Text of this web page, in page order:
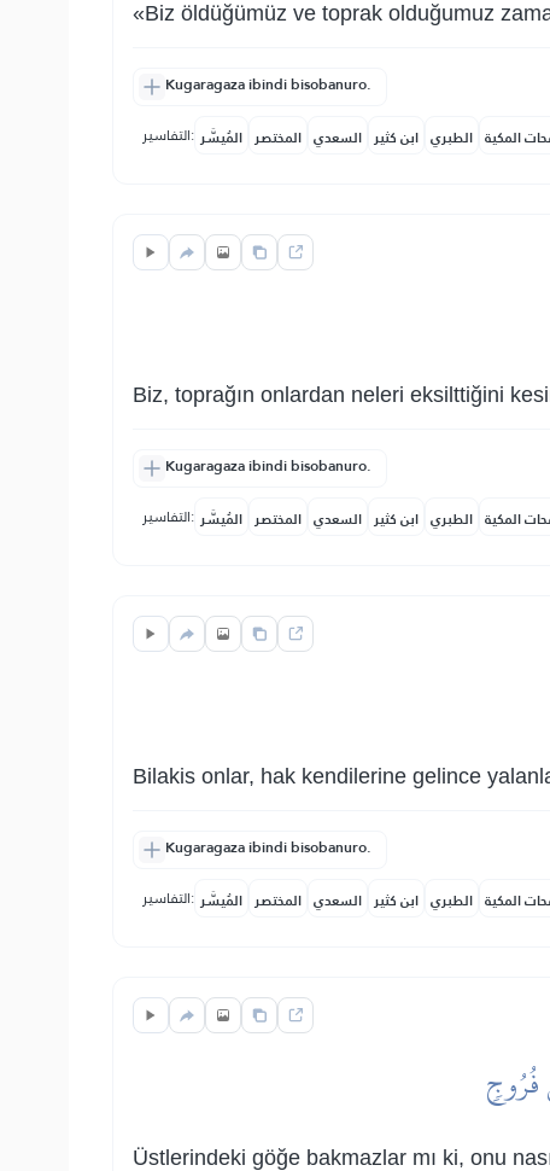
«Biz öldüğümüz ve toprak olduğumuz
Kugaragaza ibindi bisobanuro.
التفاسير: المُيسَّر المختصر السعدي ابن كثير الطبري المكية
Biz, toprağın onlardan neleri eksilttiğini
Kugaragaza ibindi bisobanuro.
التفاسير: المُيسَّر المختصر السعدي ابن كثير الطبري المكية
Bilakis onlar, hak kendilerine gelince
Kugaragaza ibindi bisobanuro.
التفاسير: المُيسَّر المختصر السعدي ابن كثير الطبري المكية
فُرُوجٖ
Üstlerindeki göğe bakmazlar mı ki, onu